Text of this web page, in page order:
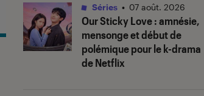
Our Sticky Love: amnésie,
mensonge et début de
polémique pour le k-drama
de Netflix
Séries • 07 août. 2026